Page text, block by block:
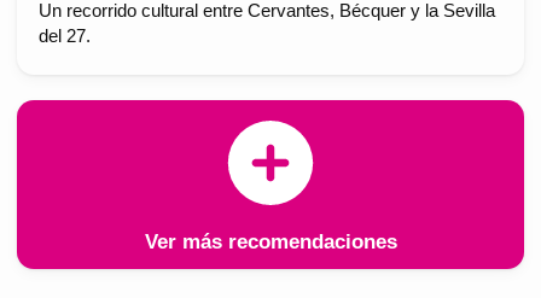
Un recorrido cultural entre Cervantes, Bécquer y la Sevilla
del 27.
Ver más recomendaciones